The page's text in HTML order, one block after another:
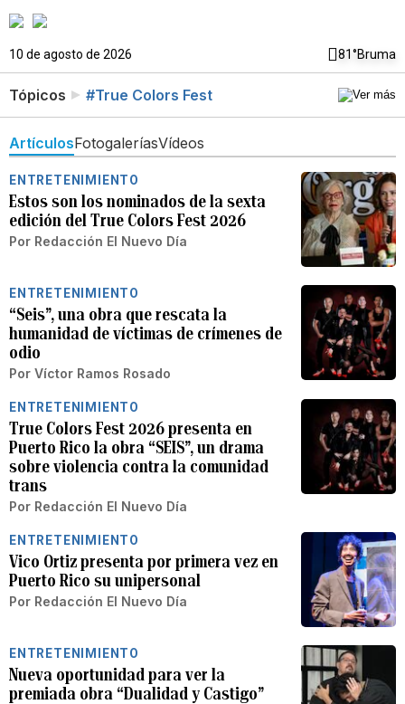
10 de agosto de 2026 81°Bruma
Tópicos #True Colors Fest
ArtículosFotogaleríasVídeos
ENTRETENIMIENTO
Estos son los nominados de la sexta
edición del True Colors Fest 2026
Por Redacción El Nuevo Día
ENTRETENIMIENTO
“Seis”, una obra que rescata la
humanidad de víctimas de crímenes de
odio
Por Víctor Ramos Rosado
ENTRETENIMIENTO
True Colors Fest 2026 presenta en
Puerto Rico la obra “SEIS”, un drama
sobre violencia contra la comunidad
trans
Por Redacción El Nuevo Día
ENTRETENIMIENTO
Vico Ortiz presenta por primera vez en
Puerto Rico su unipersonal
Por Redacción El Nuevo Día
ENTRETENIMIENTO
Nueva oportunidad para ver la
premiada obra “Dualidad y Castigo”